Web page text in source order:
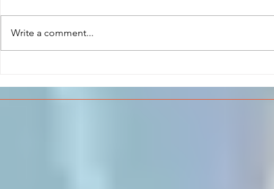
PERCORSO DI
FORMAZIONE SCUOLA
superiori
Write a comment...